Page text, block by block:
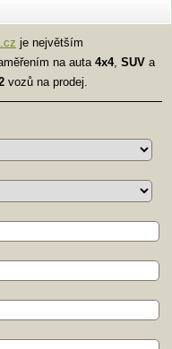
je největším
na auta 4x4, SUV a
vozů na prodej.